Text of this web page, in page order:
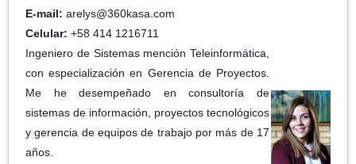
E-mail: arelys@360kasa.com
Celular: +58 414 1216711
Ingeniero de Sistemas mención Teleinformática,
con especialización en Gerencia de Proyectos.
Me he desempeñado en consultoría de
sistemas de información, proyectos tecnológicos
y gerencia de equipos de trabajo por más de 17
años.